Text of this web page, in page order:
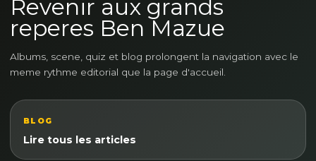
Revenir aux grands
reperes Ben Mazue
Albums, scene, quiz et blog prolongent la navigation avec le
meme rythme editorial que la page d'accueil.
BLOG
Lire tous les articles